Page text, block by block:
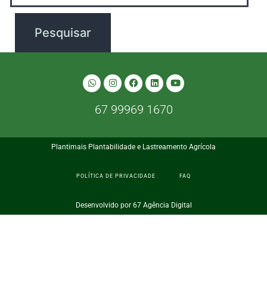
67 99969 1670
Plantimais Plantabilidade e Lastreamento Agrícola
POLÍTICA DE PRIVACIDADE FAQ
Desenvolvido por 67 Agência Digital